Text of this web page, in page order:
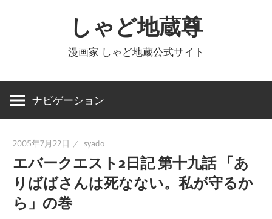
ツ
しゃど地蔵尊
漫画家 しゃど地蔵公式サイト
ナビゲーション
2005年7月22日 syado
エバークエスト2日記 第十九話 「あ
りばばさんは死なない。私が守るか
ら」の巻